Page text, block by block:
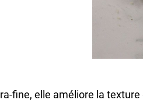
fine, elle améliore la